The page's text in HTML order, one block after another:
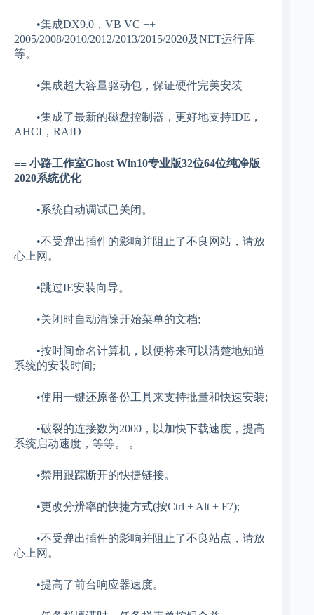
•集成DX9.0，VB VC ++
2005/2008/2010/2012/2013/2015/2020及NET运行库
等。
•集成超大容量驱动包，保证硬件完美安装
•集成了最新的磁盘控制器，更好地支持IDE，
AHCI，RAID
≡≡ 小路工作室Ghost Win10专业版32位64位纯净版
2020系统优化≡≡
•系统自动调试已关闭。
•不受弹出插件的影响并阻止了不良网站，请放
心上网。
•跳过IE安装向导。
•关闭时自动清除开始菜单的文档;
•按时间命名计算机，以便将来可以清楚地知道
系统的安装时间;
•使用一键还原备份工具来支持批量和快速安装;
•破裂的连接数为2000，以加快下载速度，提高
系统启动速度，等等。 。
•禁用跟踪断开的快捷链接。
•更改分辨率的快捷方式(按Ctrl + Alt + F7);
•不受弹出插件的影响并阻止了不良站点，请放
心上网。
•提高了前台响应器速度。